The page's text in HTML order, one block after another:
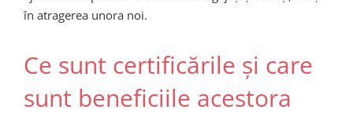
în atragerea unora noi.
Ce sunt certificările și care
sunt beneficiile acestora